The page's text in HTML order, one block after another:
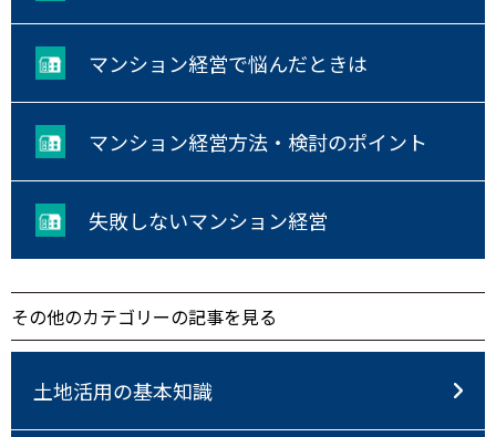
マンション経営で悩んだときは
マンション経営方法・検討のポイント
失敗しないマンション経営
その他のカテゴリーの記事を見る
土地活用の基本知識